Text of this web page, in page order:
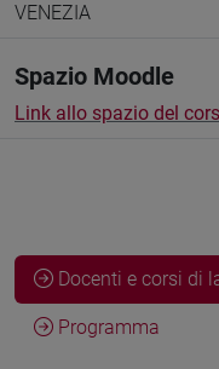
VENEZIA
Spazio Moodle
Link allo spazio del
Docenti e corsi di
Programma